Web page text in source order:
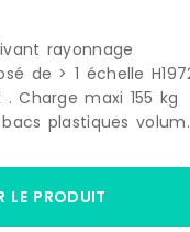
rayonnage
de > 1 échelle
Charge maxi 155 kg
plastiques
mm. > 16 bacs
12,5 litres coloris
x L. 200 x P. 350
LE PRODUIT